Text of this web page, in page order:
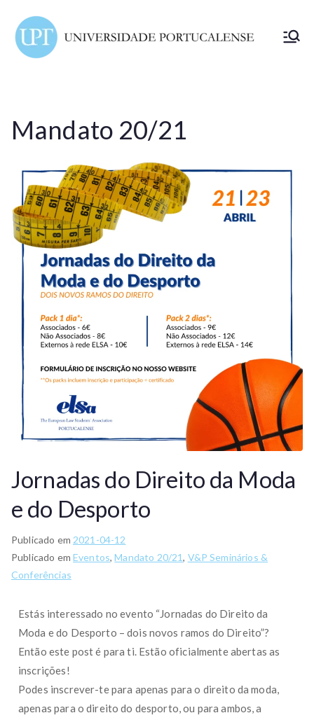
ELSA
Mandato 20/21
Jornadas do Direito da Moda
e do Desporto
Publicado em 2021-04-12
Publicado em Eventos,Mandato 20/21, V&P Seminários &
Conferências
Estás interessado no evento “Jornadas do Direito da
Moda e do Desporto – dois novos ramos do Direito”?
Então este post é para ti. Estão oficialmente abertas as
inscrições!
Podes inscrever-te para apenas para o direito da moda,
apenas para o direito do desporto, ou para ambos, a